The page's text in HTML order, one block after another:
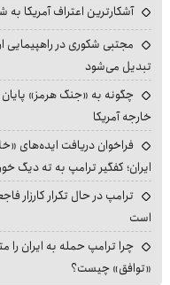
آشکارترین اعتراف آمریکا به
مجتبی شکوری در راهپیمایی
تبدیل می‌شود
چگونه به «جنگ هرمز»
خارجه آمریکا
فراخوان دریافت ایده‌های
ایران؛ کفگیر ترامپ به ته دیگ
ترامپ در حال تکرار کارزار
است
چرا ترامپ حمله به ایران را
«توافق» چیست؟